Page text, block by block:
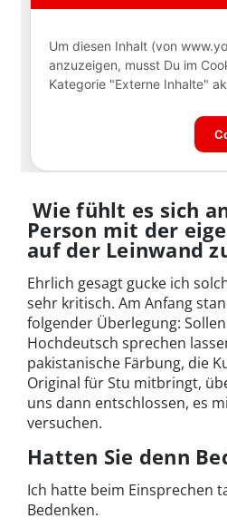
Wie fühlt es sich
Person mit der
auf der Leinwand
Ehrlich gesagt gucke ich
sehr kritisch. Am Anfang
folgender Überlegung:
Hochdeutsch sprechen
pakistanische Färbung, die
Original für Stu mitbringt,
uns dann entschlossen, es
versuchen.
Hatten Sie denn
Ich hatte beim Einsprechen
Bedenken.